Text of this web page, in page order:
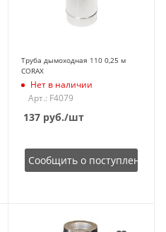
Труба дымоходная 110 0,25 м
CORAX
Нет в наличии
Арт.: F4079
137руб./шт
Сообщить о поступлении